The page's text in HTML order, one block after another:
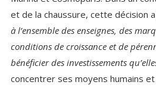
et de la chaussure, cette décision
à l’ensemble des enseignes, des
conditions de croissance et de
bénéficier des investissements
concentrer ses moyens humains